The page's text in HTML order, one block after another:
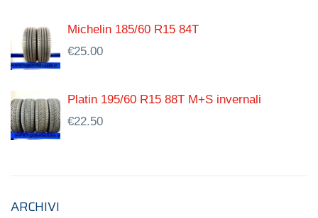
Michelin 185/60 R15 84T
€25.00
Platin 195/60 R15 88T M+S invernali
€22.50
ARCHIVI